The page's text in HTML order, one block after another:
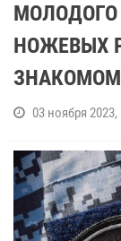
МОЛОДОГО
НОЖЕВЫХ
03 ноября 2023,